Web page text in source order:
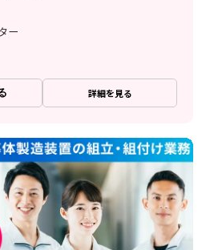
ー
詳細を見る